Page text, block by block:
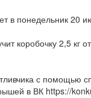
в понедельник 20
коробочку 2,5 кг
с помощью
в ВК https://